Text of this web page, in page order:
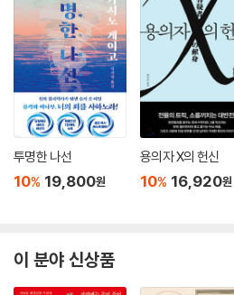
투명한 나선
10% 19,800원
용의자 X의 헌신
10% 16,920원
이 분야 신상품